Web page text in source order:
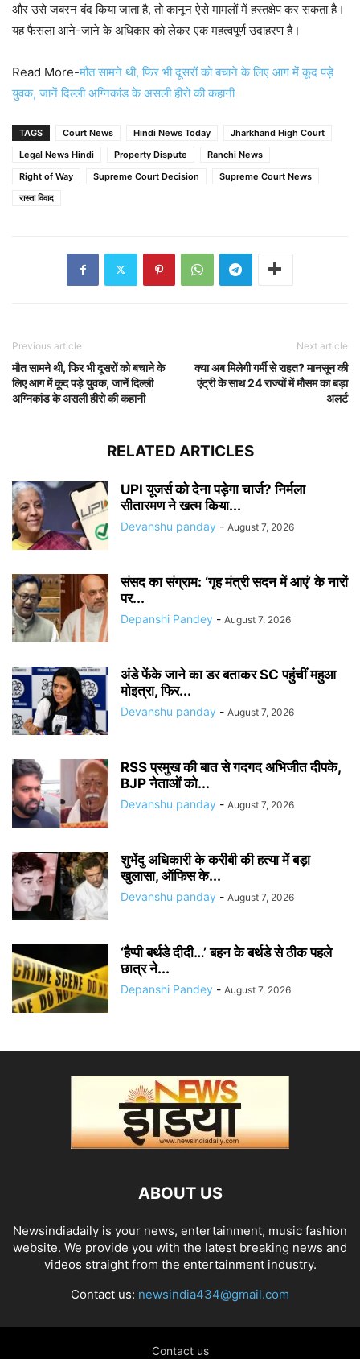
और उसे जबरन बंद किया जाता है, तो कानून ऐसे मामलों में हस्तक्षेप कर सकता है।
यह फैसला आने-जाने के अधिकार को लेकर एक महत्वपूर्ण उदाहरण है।
Read More-मौत सामने थी, फिर भी दूसरों को बचाने के लिए आग में कूद पड़े
युवक, जानें दिल्ली अग्निकांड के असली हीरो की कहानी
TAGS Court News Hindi News Today
Jharkhand High Court
Legal News Hindi
Property Dispute
Ranchi News
Right of Way
Supreme Court Decision
Supreme Court News
रास्ता विवाद
Previous article
मौत सामने थी, फिर भी दूसरों को बचाने के
लिए आग में कूद पड़े युवक, जानें दिल्ली
अग्निकांड के असली हीरो की कहानी
Next article
क्या अब मिलेगी गर्मी से राहत? मानसून की
एंट्री के साथ 24 राज्यों में मौसम का बड़ा
अलर्ट
RELATED ARTICLES
UPI यूजर्स को देना पड़ेगा चार्ज? निर्मला
सीतारमण ने खत्म किया...
Devanshu panday - August 7, 2026
संसद का संग्राम: ‘गृह मंत्री सदन में आएं’ के नारों
पर...
Depanshi Pandey - August 7, 2026
अंडे फेंके जाने का डर बताकर SC पहुंचीं महुआ
मोइत्रा, फिर...
Devanshu panday - August 7, 2026
RSS प्रमुख की बात से गदगद अभिजीत दीपके,
BJP नेताओं को...
Devanshu panday - August 7, 2026
शुभेंदु अधिकारी के करीबी की हत्या में बड़ा
खुलासा, ऑफिस के...
Devanshu panday - August 7, 2026
‘हैप्पी बर्थडे दीदी…’ बहन के बर्थडे से ठीक पहले
छात्र ने...
Depanshi Pandey - August 7, 2026
ABOUT US
Newsindiadaily is your news, entertainment, music fashion
website. We provide you with the latest breaking news and
videos straight from the entertainment industry.
Contact us: newsindia434@gmail.com
Contact us